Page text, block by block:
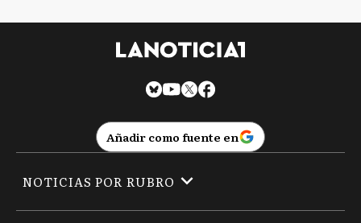
Añadir como fuente en
NOTICIAS POR RUBRO